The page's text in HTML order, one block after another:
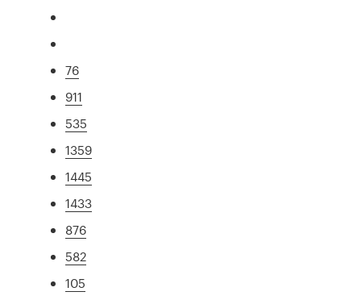
76
911
535
1359
1445
1433
876
582
105